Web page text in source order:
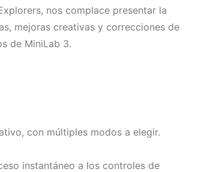
nos complace presentar la
mejoras creativas y correcciones de
de MiniLab 3.
con múltiples modos a elegir.
instantáneo a los controles de